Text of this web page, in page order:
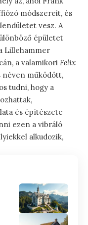
módszereit, és
vesz. A
épületet
Lillehammer
a valamikori Felix
néven működött,
tudni, hogy a
és építészete
ezen a vibráló
alkudozik,